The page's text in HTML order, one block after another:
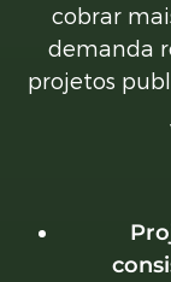
cobrar
demanda
projetos